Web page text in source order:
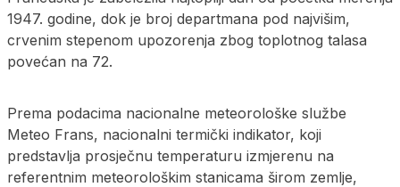
1947. godine, dok je broj departmana pod najvišim,
crvenim stepenom upozorenja zbog toplotnog talasa
povećan na 72.
Prema podacima nacionalne meteorološke službe
Meteo Frans, nacionalni termički indikator, koji
predstavlja prosječnu temperaturu izmjerenu na
referentnim meteorološkim stanicama širom zemlje,